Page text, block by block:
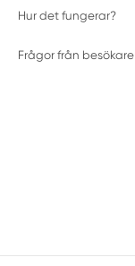
Hur det fungerar?
Frågor från besökare